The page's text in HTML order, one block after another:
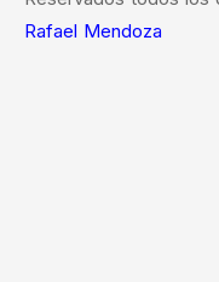
Rafael Mendoza